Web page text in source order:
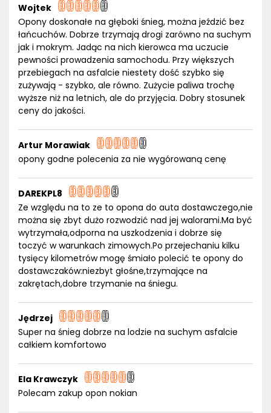
Wojtek
Opony doskonałe na głęboki śnieg, można jeździć bez
łańcuchów. Dobrze trzymają drogi zarówno na suchym
jak i mokrym. Jadąc na nich kierowca ma uczucie
pewności prowadzenia samochodu. Przy większych
przebiegach na asfalcie niestety dość szybko się
zużywają - szybko, ale równo. Zużycie paliwa trochę
wyższe niż na letnich, ale do przyjęcia. Dobry stosunek
ceny do jakości.
Artur Morawiak
opony godne polecenia za nie wygórowaną cenę
DAREKPL8
Ze względu na to ze to opona do auta dostawczego,nie
można się zbyt dużo rozwodzić nad jej walorami.Ma być
wytrzymała,odporna na uszkodzenia i dobrze się
toczyć w warunkach zimowych.Po przejechaniu kilku
tysięcy kilometrów mogę śmiało polecić te opony do
dostawczaków:niezbyt głośne,trzymające na
zakrętach,dobre trzymanie na śniegu.
Jędrzej
Super na śnieg dobrze na lodzie na suchym asfalcie
całkiem komfortowo
Ela Krawczyk
Polecam zakup opon nokian